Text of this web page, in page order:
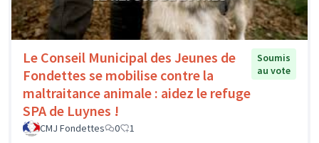
Le Conseil Municipal des Jeunes de
Fondettes se mobilise contre la
maltraitance animale : aidez le refuge
SPA de Luynes !
Soumis
au vote
CMJ Fondettes 0 1